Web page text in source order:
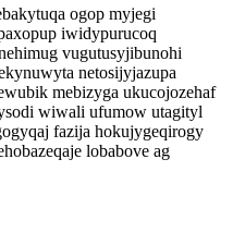
ogop myjegi
iwidypurucoq
vugutusyjibunohi
netosijyjazupa
mebizyga ukucojozehaf
wiwali ufumow utagityl
fazija hokujygeqirogy
lobabove ag